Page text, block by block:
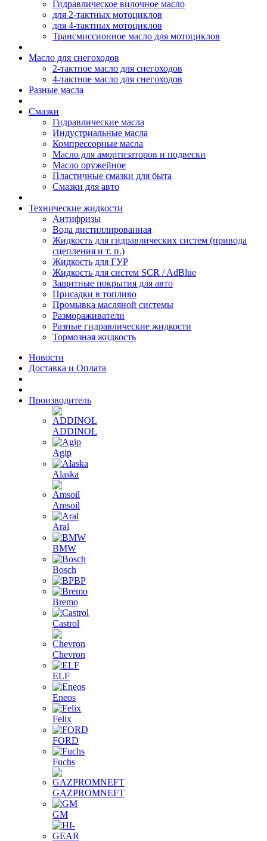
Гидравлическое вилочное масло
для 2-тактных мотоциклов
для 4-тактных мотоциклов
Трансмиссионное масло для мотоциклов
Масло для снегоходов
2-тактное масло для снегоходов
4-тактное масло для снегоходов
Разные масла
Смазки
Гидравлические масла
Индустриальные масла
Компрессорные масла
Масло для амортизаторов и подвески
Масло оружейное
Пластичные смазки для быта
Смазки для авто
Технические жидкости
Антифризы
Вода дистиллированная
Жидкость для гидравлических систем (привода
сцепления и т. п.)
Жидкость для ГУР
Жидкость для систем SCR / AdBlue
Защитные покрытия для авто
Присадки в топливо
Промывка масляной системы
Размораживатели
Разные гидравлические жидкости
Тормозная жидкость
Новости
Доставка и Оплата
Производитель
ADDINOL
Agip
Alaska
Amsoil
Aral
BMW
Bosch
BP
Bremo
Castrol
Chevron
ELF
Eneos
Felix
FORD
Fuchs
GAZPROMNEFT
GM